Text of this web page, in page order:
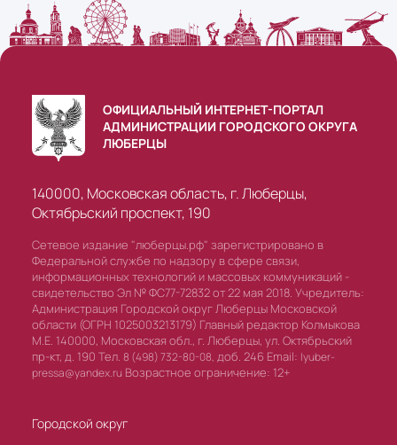
ОФИЦИАЛЬНЫЙ ИНТЕРНЕТ-ПОРТАЛ
АДМИНИСТРАЦИИ ГОРОДСКОГО ОКРУГА
ЛЮБЕРЦЫ
140000, Московская область, г. Люберцы,
Октябрьский проспект, 190
Сетевое издание "люберцы.рф" зарегистрировано в
Федеральной службе по надзору в сфере связи,
информационных технологий и массовых коммуникаций -
свидетельство Эл № ФС77-72832 от 22 мая 2018. Учредитель:
Администрация Городской округ Люберцы Московской
области (ОГРН 1025003213179) Главный редактор Колмыкова
М.Е. 140000, Московская обл., г. Люберцы, ул. Октябрьский
пр-кт, д. 190 Тел. 8 (498) 732-80-08, доб. 246 Email: lyuber-
pressa@yandex.ru Возрастное ограничение: 12+
Городской округ